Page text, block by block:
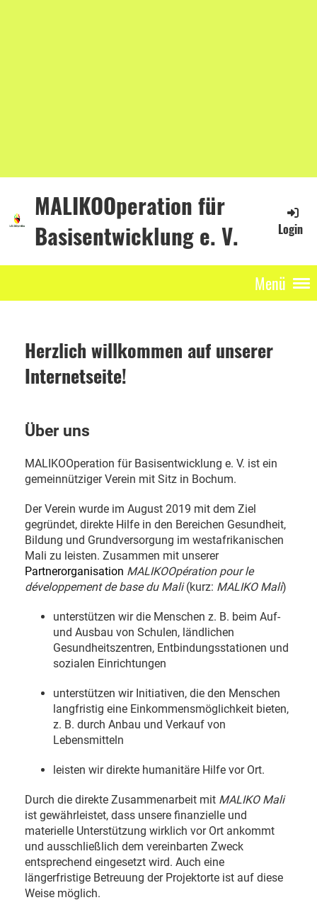
MALIKOOperation für
Basisentwicklung e. V.
Login
Menü
Herzlich willkommen auf unserer
Internetseite!
Über uns
MALIKOOperation für Basisentwicklung e. V. ist ein
gemeinnütziger Verein mit Sitz in Bochum.
Der Verein wurde im August 2019 mit dem Ziel
gegründet, direkte Hilfe in den Bereichen Gesundheit,
Bildung und Grundversorgung im westafrikanischen
Mali zu leisten. Zusammen mit unserer
Partnerorganisation MALIKOOpération pour le
développement de base du Mali(kurz: MALIKO Mali)
unterstützen wir die Menschen z. B. beim Auf-
und Ausbau von Schulen, ländlichen
Gesundheitszentren, Entbindungsstationen und
sozialen Einrichtungen
unterstützen wir Initiativen, die den Menschen
langfristig eine Einkommensmöglichkeit bieten,
z. B. durch Anbau und Verkauf von
Lebensmitteln
leisten wir direkte humanitäre Hilfe vor Ort.
Durch die direkte Zusammenarbeit mit MALIKO Mali
ist gewährleistet, dass unsere finanzielle und
materielle Unterstützung wirklich vor Ort ankommt
und ausschließlich dem vereinbarten Zweck
entsprechend eingesetzt wird. Auch eine
längerfristige Betreuung der Projektorte ist auf diese
Weise möglich.